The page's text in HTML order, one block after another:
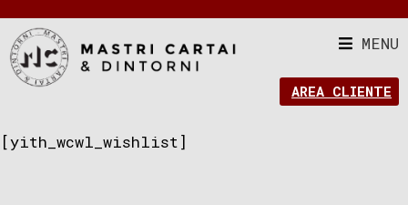
MENU
AREA CLIENTE
[yith_wcwl_wishlist]